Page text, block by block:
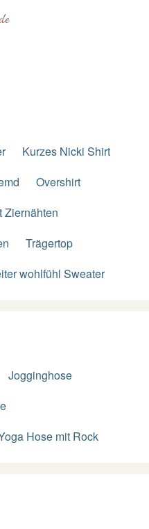
Kurzes Nicki Shirt
Overshirt
Ziernähten
Trägertop
wohlfühl Sweater
Jogginghose
Hose mit Rock